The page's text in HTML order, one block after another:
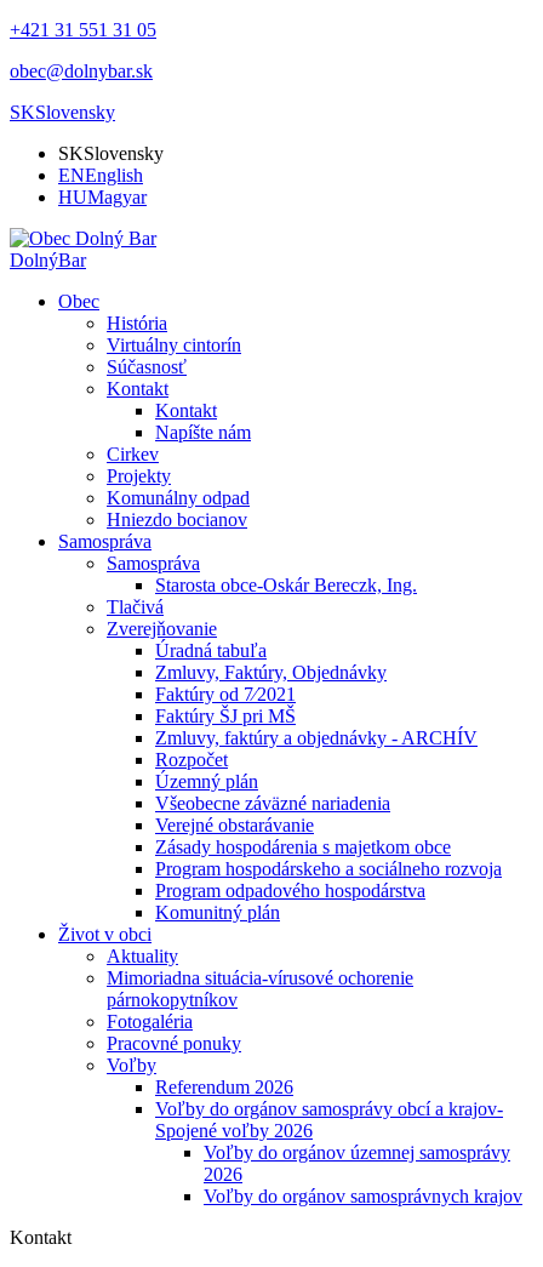
+421 31 551 31 05
obec@dolnybar.sk
SKSlovensky
SKSlovensky
ENEnglish
HUMagyar
DolnýBar
Obec
História
Virtuálny cintorín
Súčasnosť
Kontakt
Kontakt
Napíšte nám
Cirkev
Projekty
Komunálny odpad
Hniezdo bocianov
Samospráva
Samospráva
Starosta obce-Oskár Bereczk, Ing.
Tlačivá
Zverejňovanie
Úradná tabuľa
Zmluvy, Faktúry, Objednávky
Faktúry od 7⁄2021
Faktúry ŠJ pri MŠ
Zmluvy, faktúry a objednávky - ARCHÍV
Rozpočet
Územný plán
Všeobecne záväzné nariadenia
Verejné obstarávanie
Zásady hospodárenia s majetkom obce
Program hospodárskeho a sociálneho rozvoja
Program odpadového hospodárstva
Komunitný plán
Život v obci
Aktuality
Mimoriadna situácia-vírusové ochorenie
párnokopytníkov
Fotogaléria
Pracovné ponuky
Voľby
Referendum 2026
Voľby do orgánov samosprávy obcí a krajov-
Spojené voľby 2026
Voľby do orgánov územnej samosprávy
2026
Voľby do orgánov samosprávnych krajov
Kontakt